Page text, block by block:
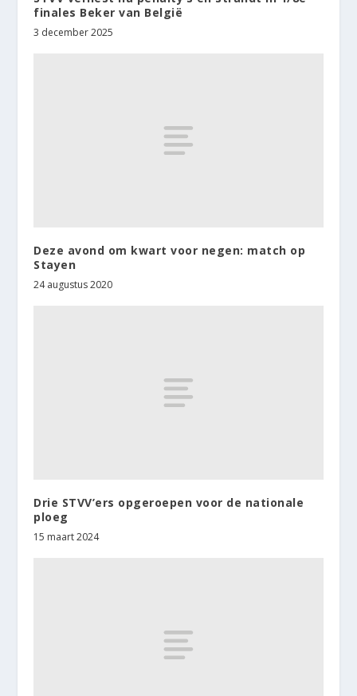
finales Beker van België
3 december 2025
Deze avond om kwart voor negen: match op
Stayen
24 augustus 2020
Drie STVV’ers opgeroepen voor de nationale
ploeg
15 maart 2024